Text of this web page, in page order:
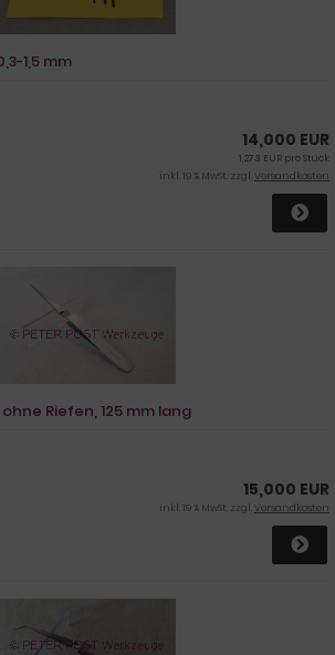
1,5 mm
14,000 EUR
1,273 EUR pro Stück
inkl. 19 % MwSt. zzgl.Versandkosten
Riefen, 125 mm lang
15,000 EUR
inkl. 19 % MwSt. zzgl.Versandkosten